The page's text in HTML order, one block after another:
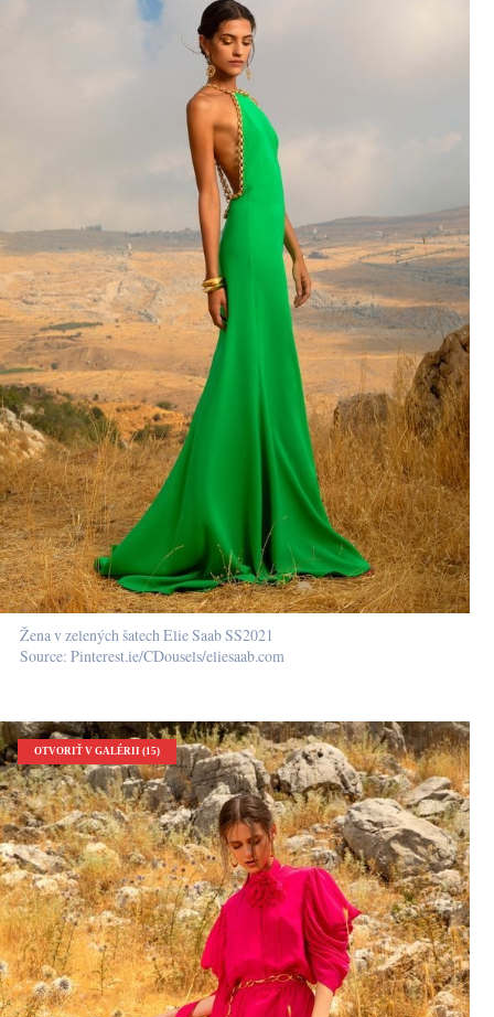
Žena v zelených šatech Elie Saab SS2021
Source: Pinterest.ie/CDousels/eliesaab.com
OTVORIŤ V GALÉRII (15)